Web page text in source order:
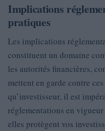
Implications
pratiques
Les implications
constituent un domaine
les autorités financières,
mettent en garde contre
qu’investisseur, il est
réglementations en
elles protègent vos